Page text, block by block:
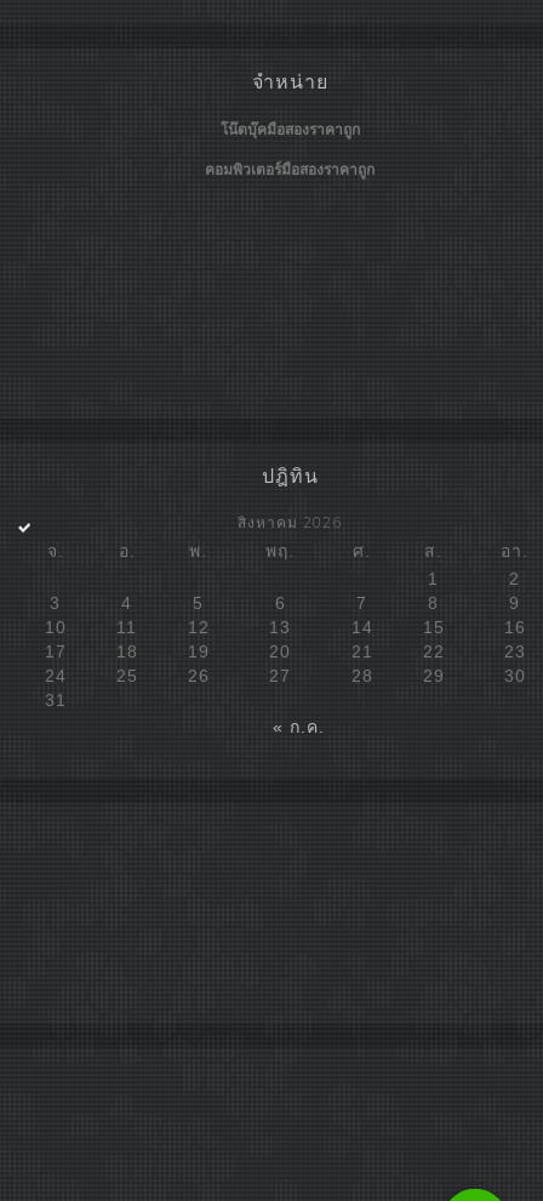
จำหน่าย
โน๊ตบุ๊คมือสองราคาถูก
คอมพิวเตอร์มือสองราคาถูก
ปฎิทิน
สิงหาคม 2026
จ. อ. พ. พฤ. ศ. ส.
อา.
1
2
3
4 5 6 7 8
9
10
11 12 13 14 15
16
17
18 19 20 21 22
23
24
25 26 27 28 29
30
31
« ก.ค.